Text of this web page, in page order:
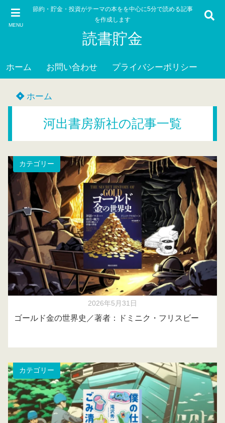
MENU
節約・貯金・投資がテーマの本をを中心に5分で読める記事
を作成します
読書貯金
ホーム お問い合わせ プライバシーポリシー
ホーム
河出書房新社の記事一覧
カテゴリー
2026年5月31日
ゴールド金の世界史／著者：ドミニク・フリスビー
カテゴリー